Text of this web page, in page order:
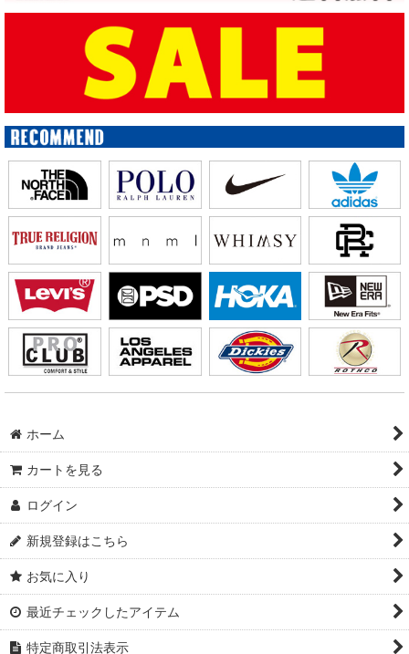
ホーム
カートを見る
ログイン
新規登録はこちら
お気に入り
最近チェックしたアイテム
特定商取引法表示